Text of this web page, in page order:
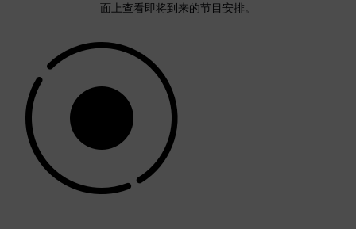
面上查看即将到来的节目安排。